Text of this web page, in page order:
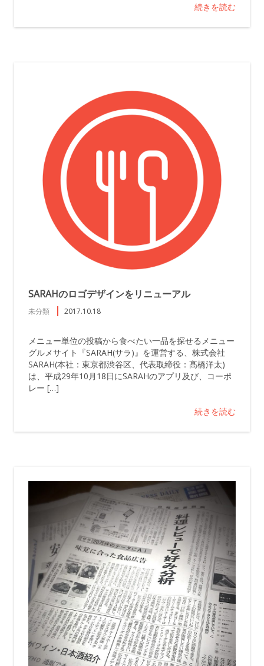
続きを読む
SARAHのロゴデザインをリニューアル
未分類 2017.10.18
メニュー単位の投稿から食べたい一品を探せるメニュー
グルメサイト『SARAH(サラ)』を運営する、株式会社
SARAH(本社：東京都渋谷区、代表取締役：髙橋洋太)
は、平成29年10月18日にSARAHのアプリ及び、コーポ
レー […]
続きを読む